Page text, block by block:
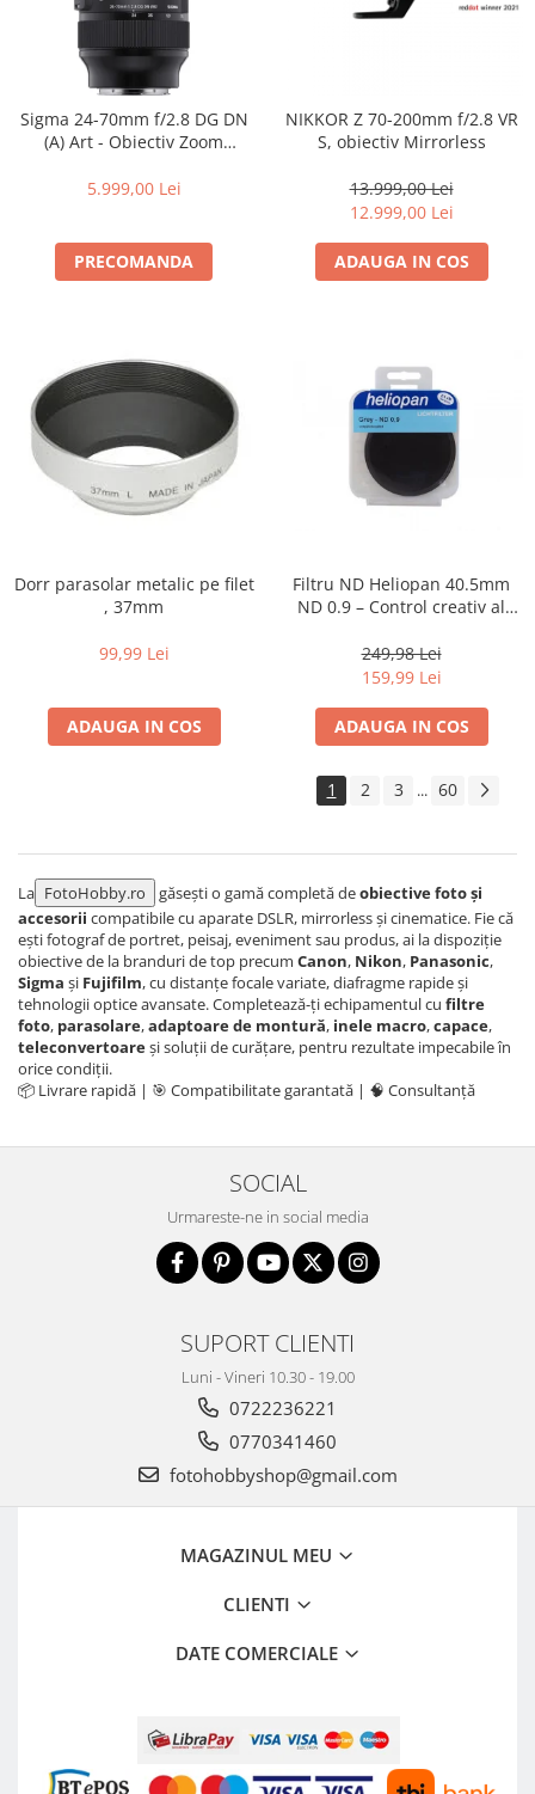
Sigma 24-70mm f/2.8 DG DN
(A) Art - Obiectiv Zoom
Sony E
5.999,00 Lei
PRECOMANDA
NIKKOR Z 70-200mm f/2.8 VR
S, obiectiv Mirrorless
13.999,00 Lei
12.999,00 Lei
ADAUGA IN COS
Dorr parasolar metalic pe filet
, 37mm
99,99 Lei
ADAUGA IN COS
Filtru ND Heliopan 40.5mm
ND 0.9 – Control creativ al
249,98 Lei
159,99 Lei
ADAUGA IN COS
1 2 3 ... 60
La FotoHobby.ro găsești o gamă completă deobiective foto și
accesorii compatibile cu aparate DSLR, mirrorless și cinematice. Fie că
ești fotograf de portret, peisaj, eveniment sau produs, ai la dispoziție
obiective de la branduri de top precum Canon, Nikon, Panasonic,
Sigma și Fujifilm, cu distanțe focale variate, diafragme rapide și
tehnologii optice avansate. Completează-ți echipamentul cu filtre
foto, parasolare,adaptoare de montură, inele macro,capace,
teleconvertoareși soluții de curățare, pentru rezultate impecabile în
orice condiții.
📦 Livrare rapidă | 🎯 Compatibilitate garantată | 🧠 Consultanță
SOCIAL
Urmareste-ne in social media
SUPORT CLIENTI
Luni - Vineri 10.30 - 19.00
0722236221
0770341460
fotohobbyshop@gmail.com
MAGAZINUL MEU
CLIENTI
DATE COMERCIALE